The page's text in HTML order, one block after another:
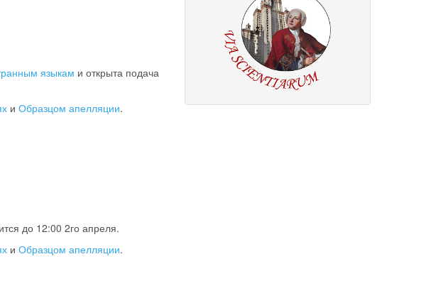
языкам и открыта подача
и Образцом апелляции.
до 12:00 2го апреля.
и Образцом апелляции.